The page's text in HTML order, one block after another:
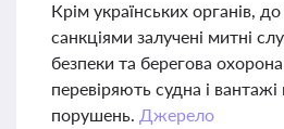
Крім українських органів,
санкціями залучені митні
безпеки та берегова
перевіряють судна і
порушень. Джерело